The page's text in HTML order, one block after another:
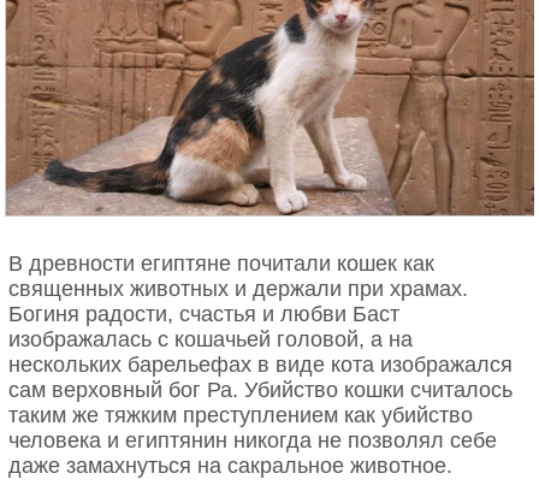
В древности египтяне почитали кошек как
священных животных и держали при храмах.
Богиня радости, счастья и любви Баст
изображалась с кошачьей головой, а на
нескольких барельефах в виде кота изображался
сам верховный бог Ра. Убийство кошки считалось
таким же тяжким преступлением как убийство
человека и египтянин никогда не позволял себе
даже замахнуться на сакральное животное.